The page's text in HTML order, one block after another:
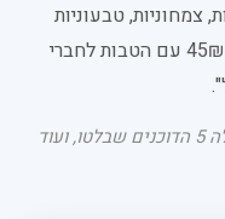
צמחוניות, טבעוניות
וללא גלוטן, ומנות במחירים של עד 45₪ עם הטבות לחברי
אנחנו כבר היינו שם, אכלנו הרבה — אלה 5 הדוכנים שבלטו, ועוד